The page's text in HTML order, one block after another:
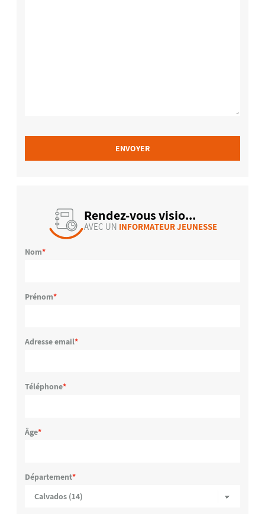
ENVOYER
Rendez-vous visio...
AVEC UN INFORMATEUR JEUNESSE
Nom
Prénom
Adresse email
Téléphone
Âge
Département